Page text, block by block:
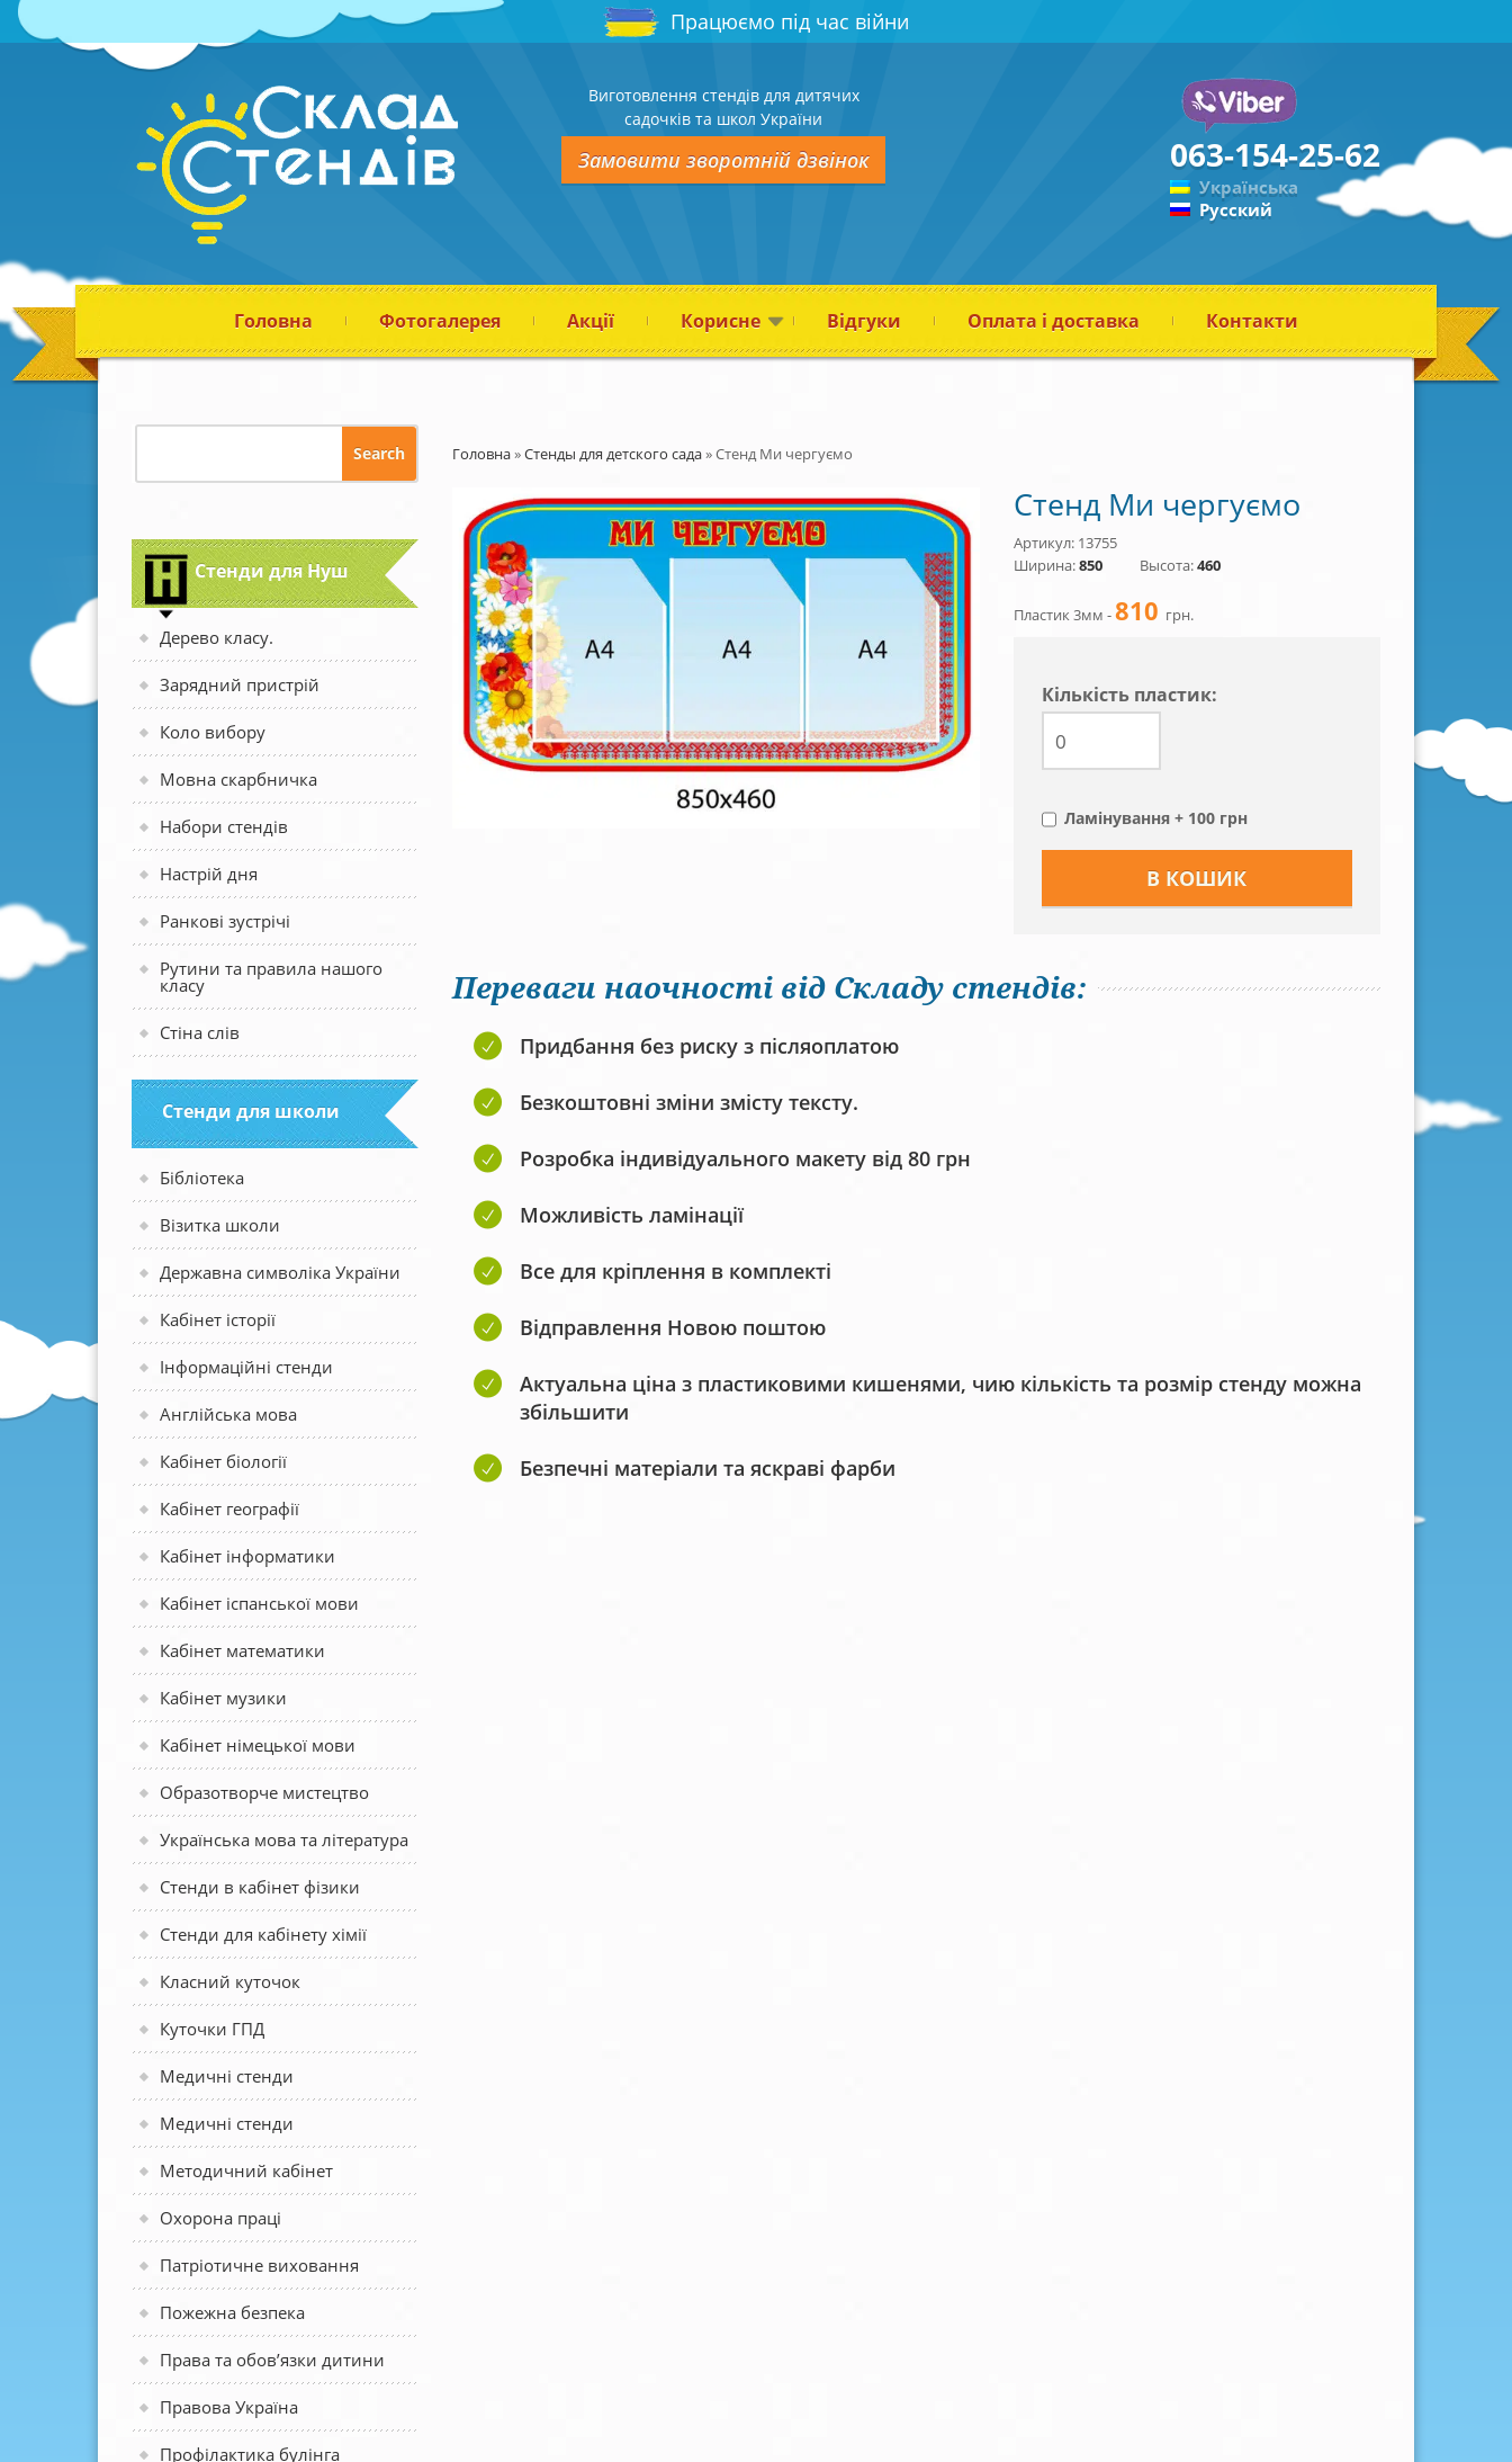
Працюємо під час війни
Виготовлення стендів для дитячих
садочків та школ України
Замовити зворотній дзвінок 063-154-25-62
Українська
Русский
Головна Фотогалерея Акції Корисне Відгуки Оплата і доставка Контакти
Стенди для Нуш
Дерево класу.
Зарядний пристрій
Коло вибору
Мовна скарбничка
Набори стендів
Настрій дня
Ранкові зустрічі
Рутини та правила нашого
класу
Стіна слів
Стенди для школи
Бібліотека
Візитка школи
Державна символіка України
Кабінет історії
Інформаційні стенди
Англійська мова
Кабінет біології
Кабінет географії
Кабінет інформатики
Кабінет іспанської мови
Кабінет математики
Кабінет музики
Кабінет німецької мови
Образотворче мистецтво
Українська мова та література
Стенди в кабінет фізики
Стенди для кабінету хімії
Класний куточок
Куточки ГПД
Медичні стенди
Медичні стенди
Методичний кабінет
Охорона праці
Патріотичне виховання
Пожежна безпека
Права та обов’язки дитини
Правова Україна
Профілактика булінга
Головна»Стенды для детского сада»Стенд Ми чергуємо
Стенд Ми чергуємо
Артикул: 13755
Ширина:850 Высота:460
Пластик 3мм -810 грн.
Кiлькiсть пластик:
Ламінування + 100 грн
Переваги наочності від Складу стендів:
Придбання без риску з післяоплатою
Безкоштовні зміни змісту тексту.
Розробка індивідуального макету від 80 грн
Можливість ламінації
Все для кріплення в комплекті
Відправлення Новою поштою
Актуальна ціна з пластиковими кишенями, чию кількість та розмір стенду можна
збільшити
Безпечні матеріали та яскраві фарби